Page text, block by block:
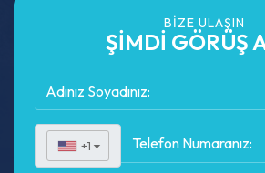
BIZE ULAŞIN
ŞİMDİ GÖRÜŞ
+1 ▼